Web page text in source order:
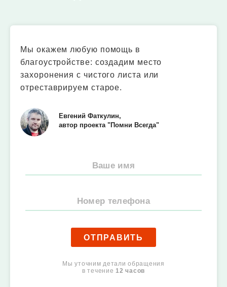
Мы окажем любую помощь в
благоустройстве: создадим место
захоронения с чистого листа или
отреставрируем старое.
Евгений Фаткулин,
автор проекта "Помни Всегда"
ОТПРАВИТЬ
Мы уточним детали обращения
в течение 12 часов